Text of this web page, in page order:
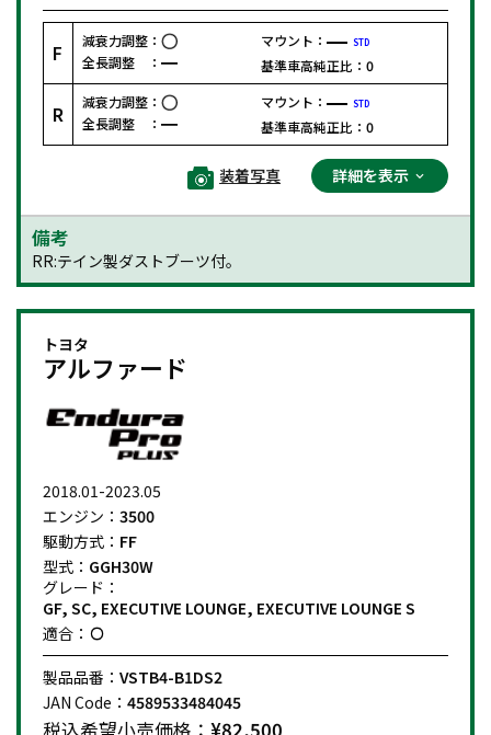
F
減衰力調整：
全長調整 ：
マウント： STD
基準車高純正比： 0
R
減衰力調整：
全長調整 ：
マウント： STD
基準車高純正比： 0
装着写真 詳細を表示
備考
RR:テイン製ダストブーツ付。
トヨタ
アルファード
2018.01-2023.05
エンジン： 3500
駆動方式： FF
型式： GGH30W
グレード：
GF, SC, EXECUTIVE LOUNGE, EXECUTIVE LOUNGE S
適合：
製品品番： VSTB4-B1DS2
JAN Code： 4589533484045
税込希望小売価格： ¥82,500